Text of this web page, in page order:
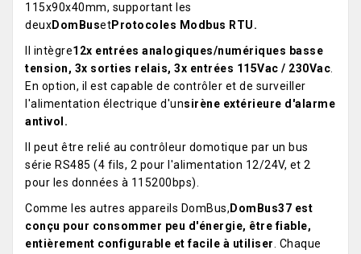
115x90x40mm, supportant les
deuxDomBusetProtocoles Modbus RTU.
Il intègre12x entrées analogiques/numériques basse
tension, 3x sorties relais, 3x entrées 115Vac / 230Vac.
En option, il est capable de contrôler et de surveiller
l'alimentation électrique d'unsirène extérieure d'alarme
antivol.
Il peut être relié au contrôleur domotique par un bus
série RS485 (4 fils, 2 pour l'alimentation 12/24V, et 2
pour les données à 115200bps).
Comme les autres appareils DomBus, DomBus37 est
conçu pour consommer peu d'énergie, être fiable,
entièrement configurable et facile à utiliser. Chaque